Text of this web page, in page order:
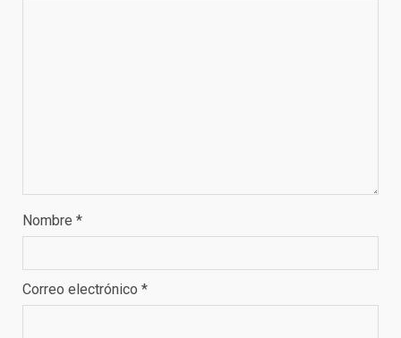
Nombre *
Correo electrónico *